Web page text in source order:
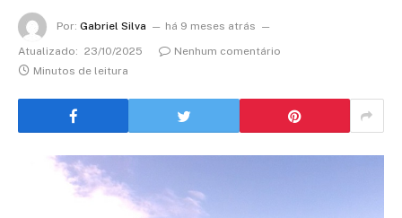
Por: Gabriel Silva
há 9 meses atrás
Atualizado: 23/10/2025
Nenhum comentário
Minutos de leitura